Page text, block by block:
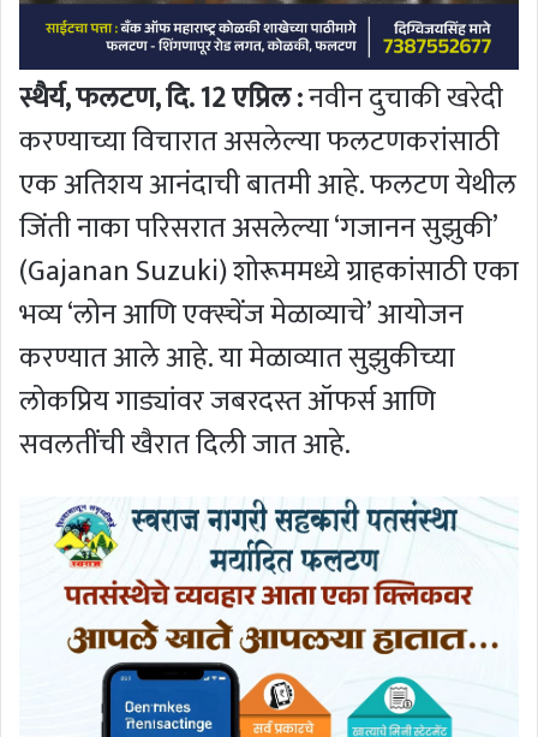
स्थैर्य, फलटण, दि. 12 एप्रिल :नवीन दुचाकी खरेदी
करण्याच्या विचारात असलेल्या फलटणकरांसाठी
एक अतिशय आनंदाची बातमी आहे. फलटण येथील
जिंती नाका परिसरात असलेल्या ‘गजानन सुझुकी’
(Gajanan Suzuki) शोरूममध्ये ग्राहकांसाठी एका
भव्य ‘लोन आणि एक्स्चेंज मेळाव्याचे’ आयोजन
करण्यात आले आहे. या मेळाव्यात सुझुकीच्या
लोकप्रिय गाड्यांवर जबरदस्त ऑफर्स आणि
सवलतींची खैरात दिली जात आहे.